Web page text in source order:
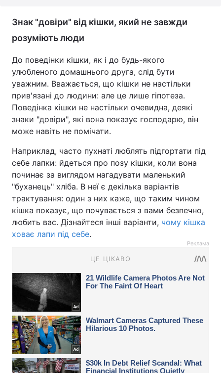
Знак "довіри" від кішки, який не завжди
розуміють люди
До поведінки кішки, як і до будь-якого
улюбленого домашнього друга, слід бути
уважним. Вважається, що кішки не настільки
прив'язані до людини: але це лише гіпотеза.
Поведінка кішки не настільки очевидна, деякі
знаки "довіри", які вона показує господарю, він
може навіть не помічати.
Наприклад, часто пухнаті люблять підгортати під
себе лапки: йдеться про позу кішки, коли вона
починає за виглядом нагадувати маленький
"буханець" хліба. В неї є декілька варіантів
трактування: один з них каже, що таким чином
кішка показує, що почувається з вами безпечно,
любить вас. Дізнайтеся інші варіанти, чому кішка
ховає лапи під себе.
Реклама